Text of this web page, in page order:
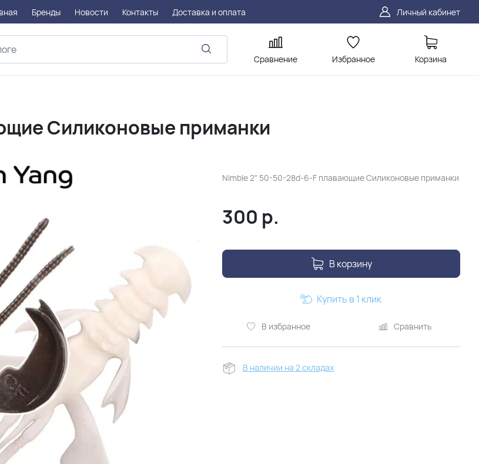
Бренды Новости Контакты Доставка и оплата Личный кабинет
Сравнение Избранное Корзина
Силиконовые приманки
Nimble 2" 50-50-28d-6-F плавающие Силиконовые приманки
300 р.
В корзину
В избранное Сравнить
Купить в 1 клик
В наличии на 2 складах